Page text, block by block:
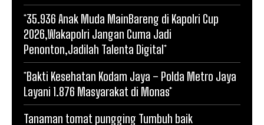
*35.936 Anak Muda MainBareng di Kapolri Cup
2026,Wakapolri Jangan Cuma Jadi
Penonton,Jadilah Talenta Digital*
*Bakti Kesehatan Kodam Jaya – Polda Metro Jaya
Layani 1.876 Masyarakat di Monas*
Tanaman tomat pungging Tumbuh baik